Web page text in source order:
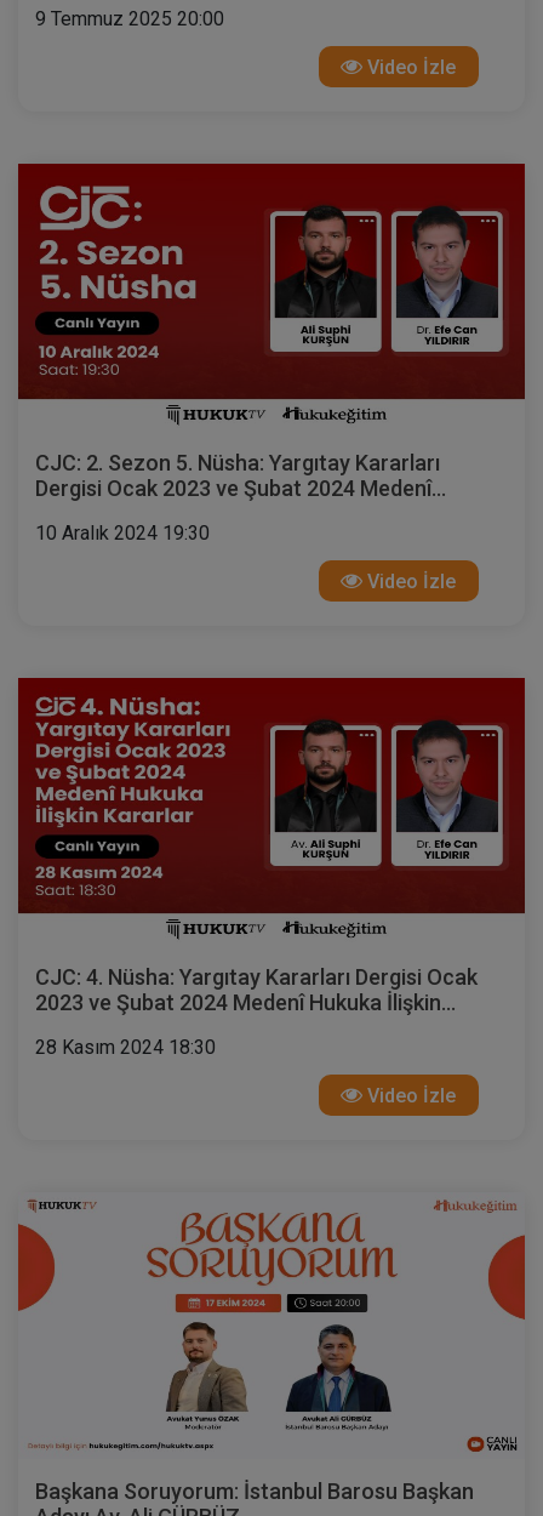
9 Temmuz 2025 20:00
Video İzle
CJC: 2. Sezon 5. Nüsha: Yargıtay Kararları
Dergisi Ocak 2023 ve Şubat 2024 Medenî
10 Aralık 2024 19:30
Video İzle
CJC: 4. Nüsha: Yargıtay Kararları Dergisi Ocak
2023 ve Şubat 2024 Medenî Hukuka İlişkin
28 Kasım 2024 18:30
Video İzle
Başkana Soruyorum: İstanbul Barosu Başkan